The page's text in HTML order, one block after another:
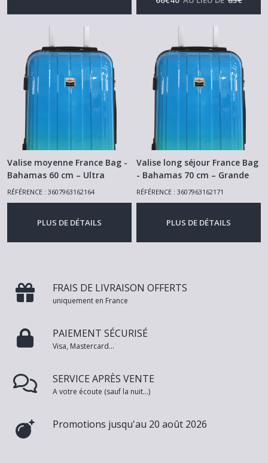
Valise moyenne France Bag -
Bahamas 60 cm – Ultra
légère et extensible ! Bleu
saphir dégradé-Bagagerie &
RÉFÉRENCE : 3607963162164
PLUS DE DÉTAILS
Valise long séjour France Bag
- Bahamas 70 cm – Grande
capacité et Ultra légère Bleu
saphir dégradé-Bagagerie &
RÉFÉRENCE : 3607963162171
PLUS DE DÉTAILS
FRAIS DE LIVRAISON OFFERTS
uniquement en France
PAIEMENT SÉCURISÉ
Visa, Mastercard...
SERVICE APRÈS VENTE
A votre écoute (sauf la nuit...)
Promotions jusqu'au 20 août 2026